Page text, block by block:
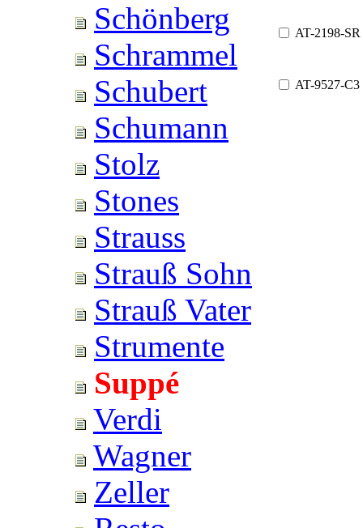
Schönberg
Schrammel
Schubert
Schumann
Stolz
Stones
Strauss
Strauß Sohn
Strauß Vater
Strumente
Suppé
Verdi
Wagner
Zeller
AT-2198-SR
AT-9527-C3